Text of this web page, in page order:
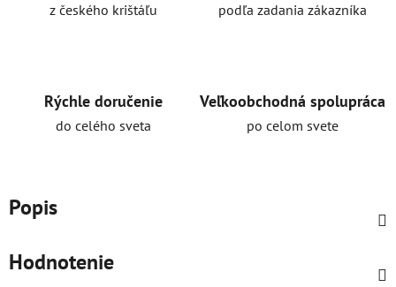
z českého krištáľu podľa zadania zákazníka
Rýchle doručenie
do celého sveta
Veľkoobchodná spolupráca
po celom svete
Popis
Hodnotenie